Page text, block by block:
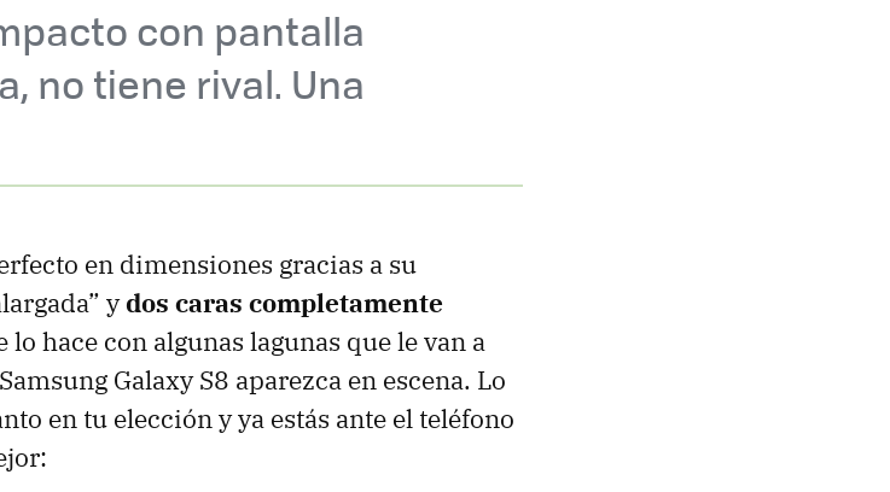
con pantalla
no tiene rival. Una
en dimensiones gracias a su
ydos caras completamente
hace con algunas lagunas que le van a
Galaxy S8 aparezca en escena. Lo
en tu elección y ya estás ante el teléfono